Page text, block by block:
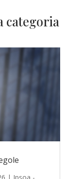
categoria
| Ipsoa -